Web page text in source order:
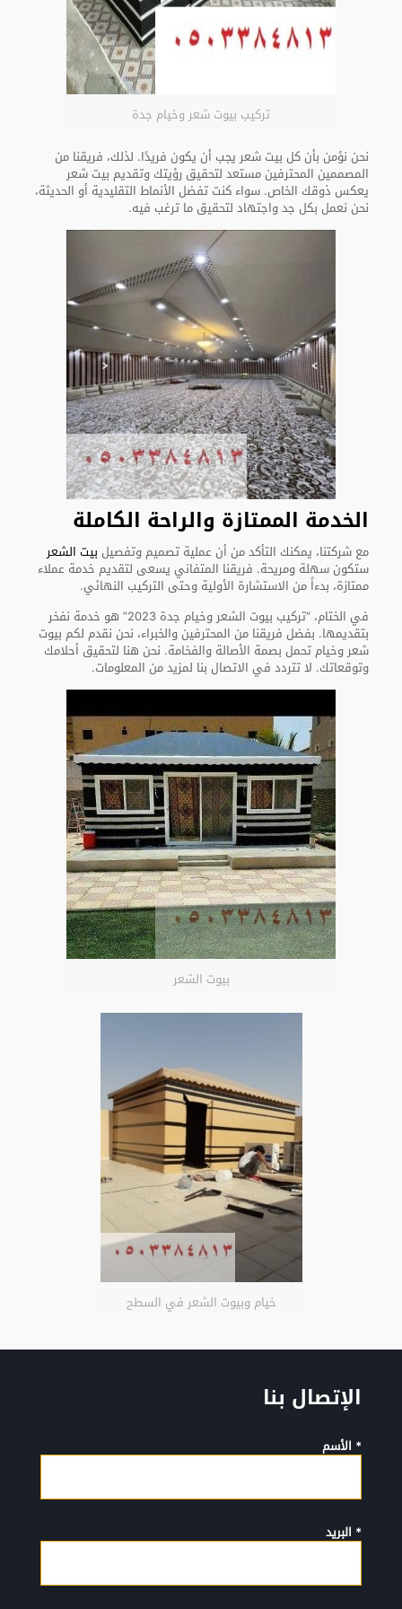
تركيب بيوت شعر وخيام جدة
نحن نؤمن بأن كل بيت شعر يجب أن يكون فريدًا. لذلك، فريقنا من
المصممين المحترفين مستعد لتحقيق رؤيتك وتقديم بيت شعر
يعكس ذوقك الخاص. سواء كنت تفضل الأنماط التقليدية أو الحديثة،
نحن نعمل بكل جد واجتهاد لتحقيق ما ترغب فيه.
الخدمة الممتازة والراحة الكاملة
مع شركتنا، يمكنك التأكد من أن عملية تصميم وتفصيل بيت الشعر
ستكون سهلة ومريحة. فريقنا المتفاني يسعى لتقديم خدمة عملاء
ممتازة، بدءاً من الاستشارة الأولية وحتى التركيب النهائي.
في الختام، “تركيب بيوت الشعر وخيام جدة 2023” هو خدمة نفخر
بتقديمها. بفضل فريقنا من المحترفين والخبراء، نحن نقدم لكم بيوت
شعر وخيام تحمل بصمة الأصالة والفخامة. نحن هنا لتحقيق أحلامك
وتوقعاتك. لا تتردد في الاتصال بنا لمزيد من المعلومات.
بيوت الشعر
خيام وبيوت الشعر في السطح
الإتصال بنا
* الأسم
* البريد